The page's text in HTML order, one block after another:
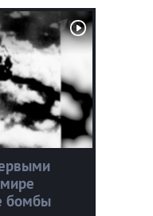
бомбы